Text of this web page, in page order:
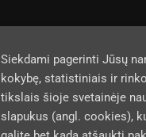
Siekdami pagerinti Jūsų
kokybę, statistiniais ir
tikslais šioje svetainėje
slapukus (angl. cookies),